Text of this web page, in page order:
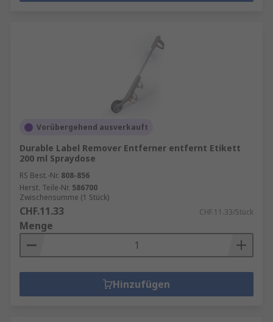
Vorübergehend ausverkauft
Durable Label Remover Entferner entfernt Etikett
200 ml Spraydose
RS Best.-Nr. 808-856
Herst. Teile-Nr. 586700
Zwischensumme (1 Stück)
CHF.11.33 CHF.11.33/Stück
Menge
Hinzufügen